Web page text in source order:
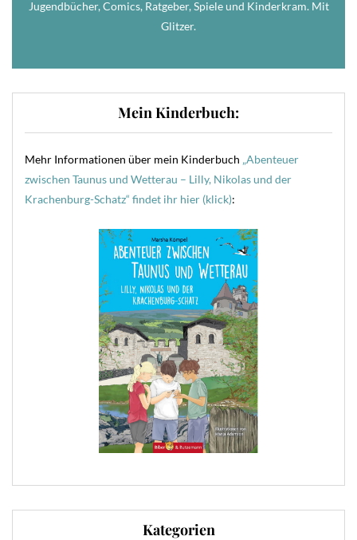
Jugendbücher, Comics, Ratgeber, Spiele und Kinderkram. Mit
Glitzer.
Mein Kinderbuch:
Mehr Informationen über mein Kinderbuch „Abenteuer
zwischen Taunus und Wetterau – Lilly, Nikolas und der
Krachenburg-Schatz“ findet ihr hier (klick):
Kategorien